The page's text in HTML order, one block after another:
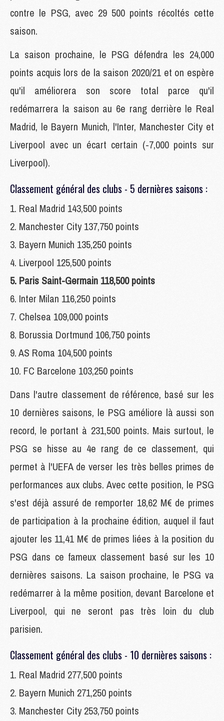
contre le PSG, avec 29 500 points récoltés cette
saison.
La saison prochaine, le PSG défendra les 24,000
points acquis lors de la saison 2020/21 et on espère
qu'il améliorera son score total parce qu'il
redémarrera la saison au 6e rang derrière le Real
Madrid, le Bayern Munich, l'Inter, Manchester City et
Liverpool avec un écart certain (-7,000 points sur
Liverpool).
Classement général des clubs - 5 dernières saisons :
1. Real Madrid 143,500 points
2. Manchester City 137,750 points
3. Bayern Munich 135,250 points
4. Liverpool 125,500 points
5. Paris Saint-Germain 118,500 points
6. Inter Milan 116,250 points
7. Chelsea 109,000 points
8. Borussia Dortmund 106,750 points
9. AS Roma 104,500 points
10. FC Barcelone 103,250 points
Dans l'autre classement de référence, basé sur les
10 dernières saisons, le PSG améliore là aussi son
record, le portant à 231,500 points. Mais surtout, le
PSG se hisse au 4e rang de ce classement, qui
permet à l'UEFA de verser les très belles primes de
performances aux clubs. Avec cette position, le PSG
s'est déjà assuré de remporter 18,62 M€ de primes
de participation à la prochaine édition, auquel il faut
ajouter les 11,41 M€ de primes liées à la position du
PSG dans ce fameux classement basé sur les 10
dernières saisons. La saison prochaine, le PSG va
redémarrer à la même position, devant Barcelone et
Liverpool, qui ne seront pas très loin du club
parisien.
Classement général des clubs - 10 dernières saisons :
1. Real Madrid 277,500 points
2. Bayern Munich 271,250 points
3. Manchester City 253,750 points